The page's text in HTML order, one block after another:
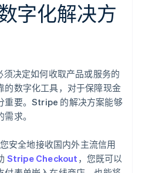
字化解决方
须决定如何收取产品或服务的
的数字化工具，对于保障现金
重要。Stripe 的解决方案能够
求。
安全地接收国内外主流信用
Stripe Checkout ，您既可以